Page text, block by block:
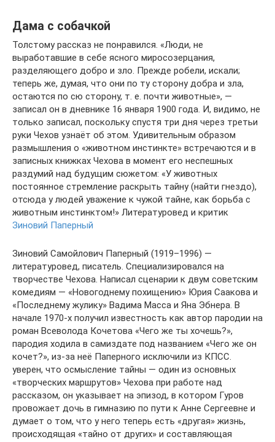
Дама с собачкой
Толстому рассказ не понравился. «Люди, не
выработавшие в себе ясного миросозерцания,
разделяющего добро и зло. Прежде робели, искали;
теперь же, думая, что они по ту сторону добра и зла,
остаются по сю сторону, т. е. почти животные», —
записал он в дневнике 16 января 1900 года. И, видимо, не
только записал, поскольку спустя три дня через третьи
руки Чехов узнаёт об этом. Удивительным образом
размышления о «животном инстинкте» встречаются и в
записных книжках Чехова в момент его неспешных
раздумий над будущим сюжетом: «У животных
постоянное стремление раскрыть тайну (найти гнездо),
отсюда у людей уважение к чужой тайне, как борьба с
животным инстинктом!» Литературовед и критик
Зиновий Паперный
Зиновий Самойлович Паперный (1919–1996) —
литературовед, писатель. Специализировался на
творчестве Чехова. Написал сценарии к двум советским
комедиям — «Новогоднему похищению» Юрия Саакова и
«Последнему жулику» Вадима Масса и Яна Эбнера. В
начале 1970-х получил известность как автор пародии на
роман Всеволода Кочетова «Чего же ты хочешь?»,
пародия ходила в самиздате под названием «Чего же он
кочет?», из-за неё Паперного исключили из КПСС. ⁠
уверен, что осмысление тайны — один из основных
«творческих маршрутов» Чехова при работе над
рассказом, он указывает на эпизод, в котором Гуров
провожает дочь в гимназию по пути к Анне Сергеевне и
думает о том, что у него теперь есть «другая» жизнь,
происходящая «тайно от других» и составляющая